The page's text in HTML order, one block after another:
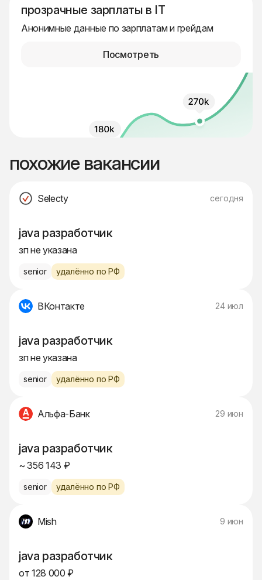
прозрачные зарплаты в IT
Анонимные данные по зарплатам и грейдам
Посмотреть
похожие вакансии
Selecty сегодня
java разработчик
зп не указана
senior удалённо по РФ
ВКонтакте 24 июл
java разработчик
зп не указана
senior удалённо по РФ
Альфа-Банк 29 июн
java разработчик
~ 356 143 ₽
senior удалённо по РФ
Mish 9 июн
java разработчик
от 128 000 ₽